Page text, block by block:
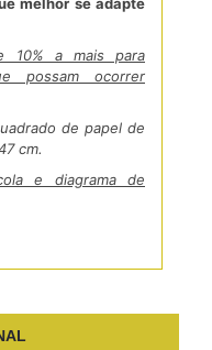
10% a mais para
possam ocorrer
de papel de
cm.
e diagrama de